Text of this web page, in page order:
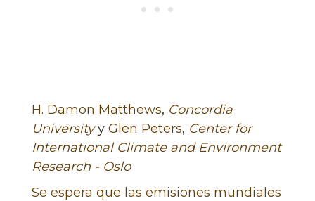
H. Damon Matthews, Concordia
Universityy Glen Peters, Center for
International Climate and Environment
Research - Oslo
Se espera que las emisiones mundiales